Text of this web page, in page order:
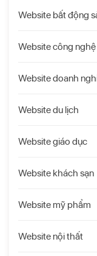
Website bất động
Website công nghệ
Website doanh
Website du lịch
Website giáo dục
Website khách sạn
Website mỹ phẩm
Website nội thất